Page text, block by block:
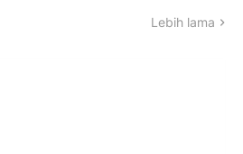
Lebih lama